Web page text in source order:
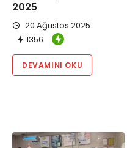
2025
20 Ağustos 2025
1356
DEVAMINI OKU